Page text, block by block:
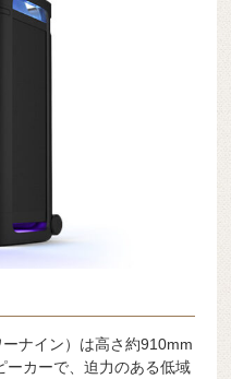
ーナイン）は高さ約910mm
ーカーで、迫力のある低域